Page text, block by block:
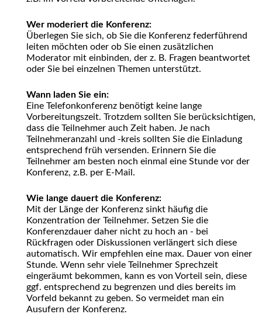
Wer moderiert die Konferenz:
Überlegen Sie sich, ob Sie die Konferenz federführend
leiten möchten oder ob Sie einen zusätzlichen
Moderator mit einbinden, der z. B. Fragen beantwortet
oder Sie bei einzelnen Themen unterstützt.
Wann laden Sie ein:
Eine Telefonkonferenz benötigt keine lange
Vorbereitungszeit. Trotzdem sollten Sie berücksichtigen,
dass die Teilnehmer auch Zeit haben. Je nach
Teilnehmeranzahl und -kreis sollten Sie die Einladung
entsprechend früh versenden. Erinnern Sie die
Teilnehmer am besten noch einmal eine Stunde vor der
Konferenz, z.B. per E-Mail.
Wie lange dauert die Konferenz:
Mit der Länge der Konferenz sinkt häufig die
Konzentration der Teilnehmer. Setzen Sie die
Konferenzdauer daher nicht zu hoch an - bei
Rückfragen oder Diskussionen verlängert sich diese
automatisch. Wir empfehlen eine max. Dauer von einer
Stunde. Wenn sehr viele Teilnehmer Sprechzeit
eingeräumt bekommen, kann es von Vorteil sein, diese
ggf. entsprechend zu begrenzen und dies bereits im
Vorfeld bekannt zu geben. So vermeidet man ein
Ausufern der Konferenz.